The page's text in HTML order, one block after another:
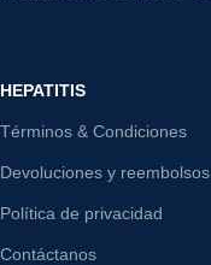
HEPATITIS
Términos & Condiciones
Devoluciones y reembolsos
Política de privacidad
Contáctanos